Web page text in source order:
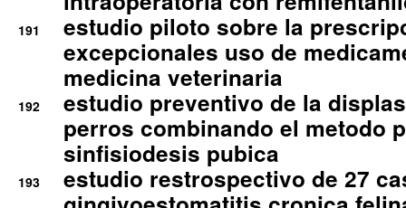
191
estudio piloto sobre la
excepcionales uso de
medicina veterinaria
192
estudio preventivo de la
perros combinando el metodo
sinfisiodesis pubica
193
estudio restrospectivo de 27